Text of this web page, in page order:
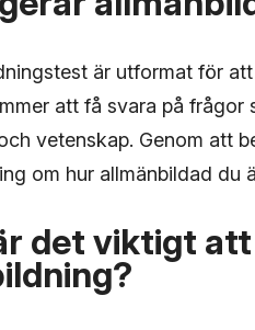
är utformat för
att få svara på
vetenskap. Genom att
om hur allmänbildad du
det viktigt att